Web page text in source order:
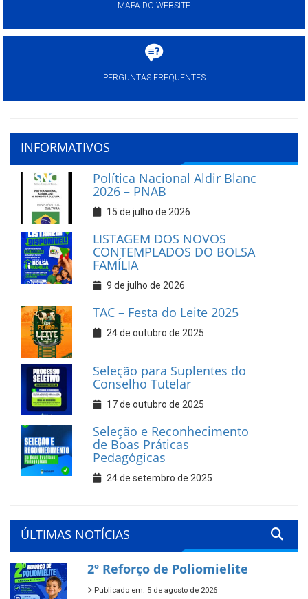
MAPA DO WEBSITE
PERGUNTAS FREQUENTES
INFORMATIVOS
Política Nacional Aldir Blanc
2026 – PNAB
15 de julho de 2026
LISTAGEM DOS NOVOS
CONTEMPLADOS DO BOLSA
FAMÍLIA
9 de julho de 2026
TAC – Festa do Leite 2025
24 de outubro de 2025
Seleção para Suplentes do
Conselho Tutelar
17 de outubro de 2025
Seleção e Reconhecimento
de Boas Práticas
Pedagógicas
24 de setembro de 2025
ÚLTIMAS NOTÍCIAS
2º Reforço de Poliomielite
Publicado em: 5 de agosto de 2026